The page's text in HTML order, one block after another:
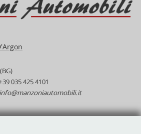
035 425 4101
info@manzoniautomobili.it